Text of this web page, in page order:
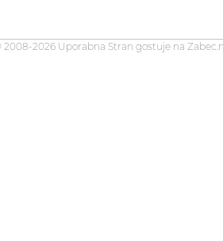
2008-2026 Uporabna Stran gostuje na